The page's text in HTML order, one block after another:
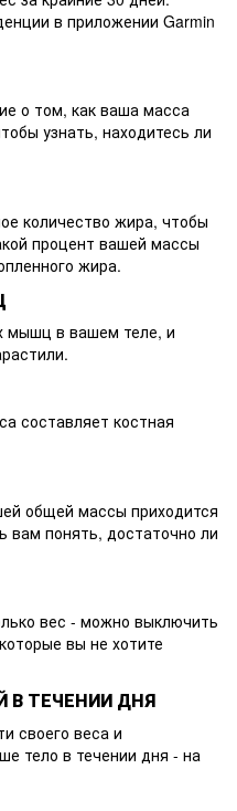
в приложении Garmin
о том, как ваша масса
узнать, находитесь ли
количество жира, чтобы
процент вашей массы
жира.
мышц в вашем теле, и
составляет костная
общей массы приходится
понять, достаточно ли
вес - можно выключить
вы не хотите
В ТЕЧЕНИИ ДНЯ
своего веса и
тело в течении дня - на